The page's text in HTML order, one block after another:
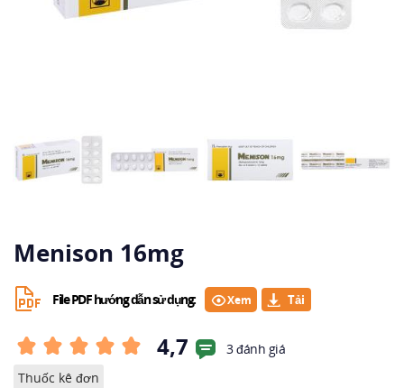
Menison 16mg
File PDF hướng dẫn sử dụng: Xem
4,7
3 đánh giá
Thuốc kê đơn